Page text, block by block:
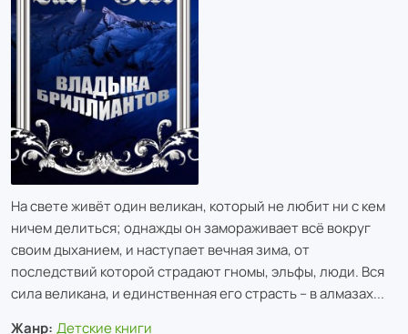
На свете живёт один великан, который не любит ни с кем
ничем делиться; однажды он замораживает всё вокруг
своим дыханием, и наступает вечная зима, от
последствий которой страдают гномы, эльфы, люди. Вся
сила великана, и единственная его страсть – в алмазах...
Жанр: Детские книги